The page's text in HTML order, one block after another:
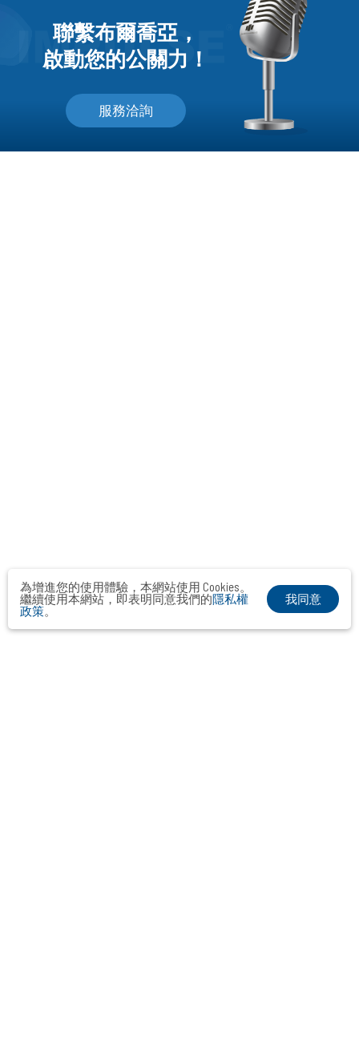
聯繫布爾喬亞，
啟動您的公關力！
服務洽詢
為增進您的使用體驗，本網站使用 Cookies。
繼續使用本網站，即表明同意我們的隱私權
政策。
我同意